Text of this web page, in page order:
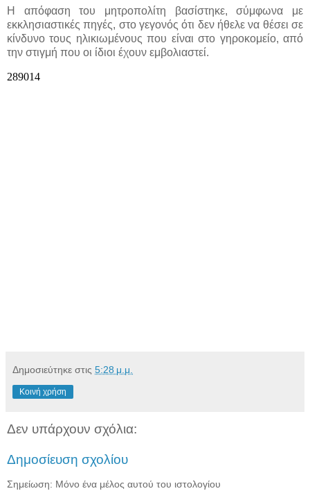
Η απόφαση του μητροπολίτη βασίστηκε, σύμφωνα με
εκκλησιαστικές πηγές, στο γεγονός ότι δεν ήθελε να θέσει σε
κίνδυνο τους ηλικιωμένους που είναι στο γηροκομείο, από
την στιγμή που οι ίδιοι έχουν εμβολιαστεί.
Δημοσιεύτηκε στις 5:28 μ.μ.
Κοινή χρήση
Δεν υπάρχουν σχόλια:
Δημοσίευση σχολίου
Σημείωση: Μόνο ένα μέλος αυτού του ιστολογίου